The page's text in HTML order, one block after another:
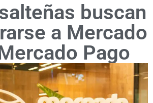
buscan
a Mercado
Pago